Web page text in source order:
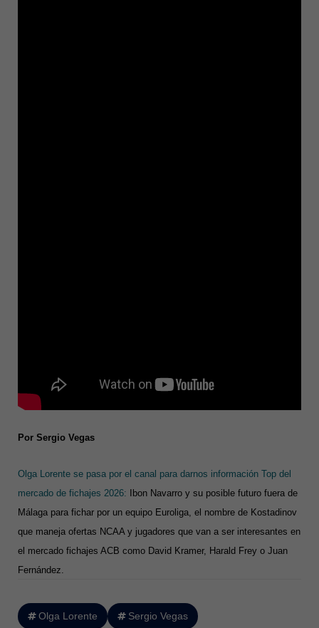
Por Sergio Vegas
Olga Lorente se pasa por el canal para darnos información Top del
mercado de fichajes 2026: Ibon Navarro y su posible futuro fuera de
Málaga para fichar por un equipo Euroliga, el nombre de Kostadinov
que maneja ofertas NCAA y jugadores que van a ser interesantes en
el mercado fichajes ACB como David Kramer, Harald Frey o Juan
Fernández.
Olga Lorente Sergio Vegas